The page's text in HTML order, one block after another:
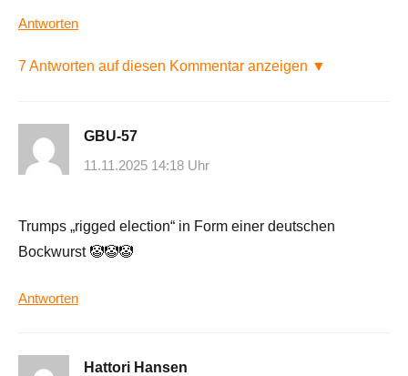
Antworten
7 Antworten auf diesen Kommentar anzeigen ▼
GBU-57
11.11.2025 14:18 Uhr
Trumps „rigged election“ in Form einer deutschen
Bockwurst 🤡🤡🤡
Antworten
Hattori Hansen